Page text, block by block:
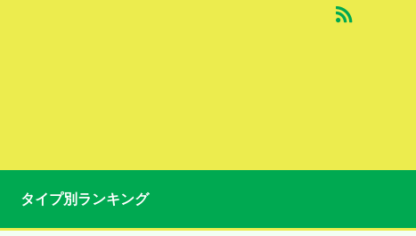
タイプ別ランキング